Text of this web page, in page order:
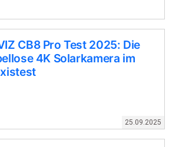
25.09.2025
CB8 Pro Test 2025: Die
4K Solarkamera im